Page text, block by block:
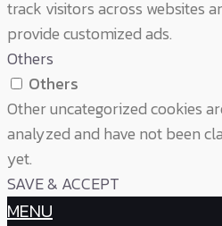
track visitors across websites
provide customized ads.
Others
Others
Other uncategorized cookies
analyzed and have not been
yet.
SAVE & ACCEPT
MENU